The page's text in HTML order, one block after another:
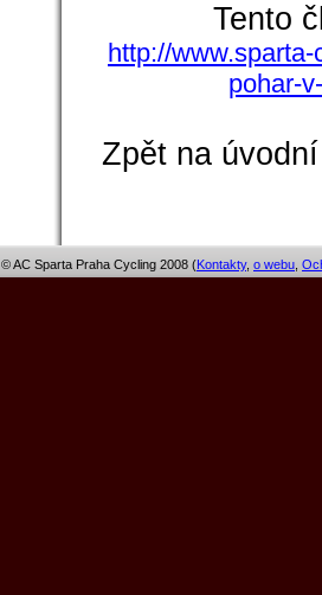
Tento
http://
pohar-
Zpět na
© AC Sparta Praha Cycling 2008 (Kontakty, o webu